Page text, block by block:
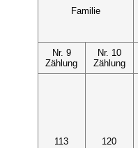
Familie
Nr. 9
Zählung
Nr. 10
Zählung
113 120